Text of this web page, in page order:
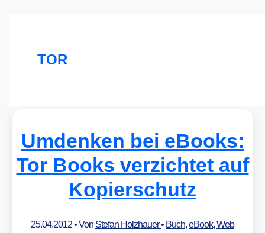
TOR
Umdenken bei eBooks:
Tor Books verzichtet auf
Kopierschutz
25.04.2012• Von Stefan Holzhauer• Buch,eBook,Web